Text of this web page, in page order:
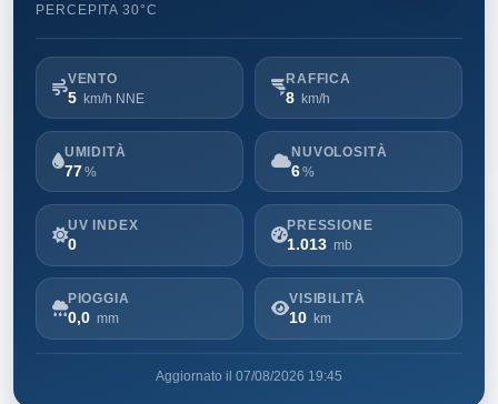
PERCEPITA 30°C
VENTO
5 km/h NNE
RAFFICA
8 km/h
UMIDITÀ
77 %
NUVOLOSITÀ
6%
UV INDEX
0
PRESSIONE
1.013 mb
PIOGGIA
0,0 mm
VISIBILITÀ
10 km
Aggiornato il 07/08/2026 19:45